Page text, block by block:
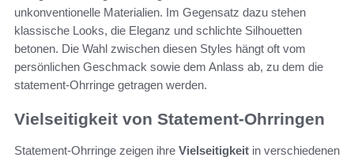
unkonventionelle Materialien. Im Gegensatz dazu stehen
klassische Looks, die Eleganz und schlichte Silhouetten
betonen. Die Wahl zwischen diesen Styles hängt oft vom
persönlichen Geschmack sowie dem Anlass ab, zu dem die
statement-Ohrringe getragen werden.
Vielseitigkeit von Statement-Ohrringen
Statement-Ohrringe zeigen ihre Vielseitigkeit in verschiedenen